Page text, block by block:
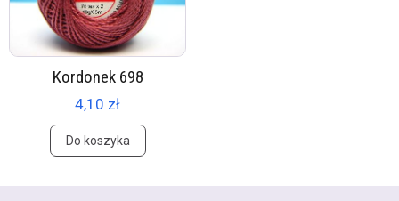
Kordonek 698
4,10 zł
Do koszyka